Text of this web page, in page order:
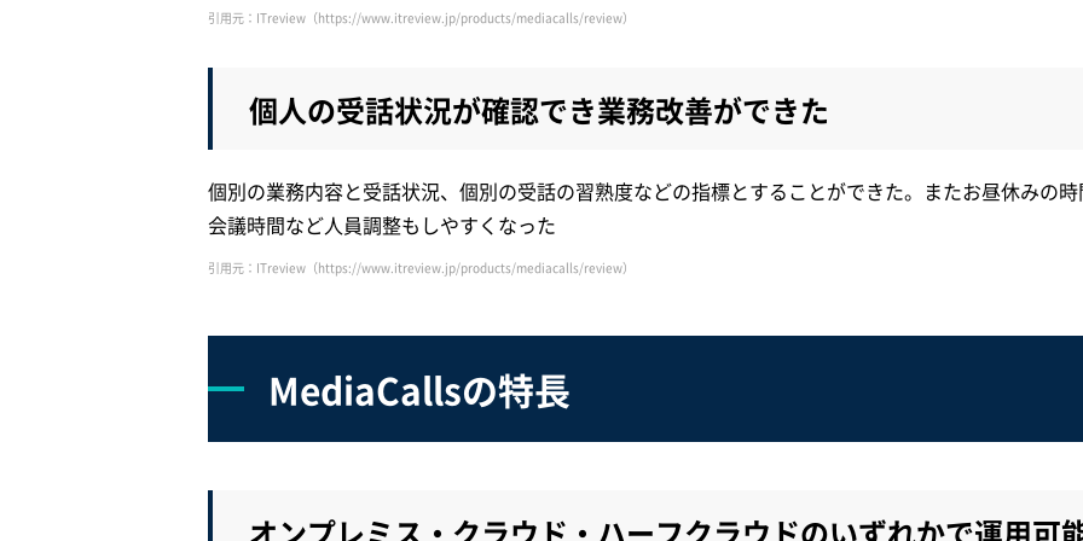
引用元：ITreview（https://www.itreview.jp/products/mediacalls/review）
個人の受話状況が確認でき業務改善ができた
個別の業務内容と受話状況、個別の受話の習熟度などの指標とすることができた。またお昼休みの
会議時間など人員調整もしやすくなった
引用元：ITreview（https://www.itreview.jp/products/mediacalls/review）
MediaCallsの特長
オンプレミス・クラウド・ハーフクラウドのいずれかで運用可